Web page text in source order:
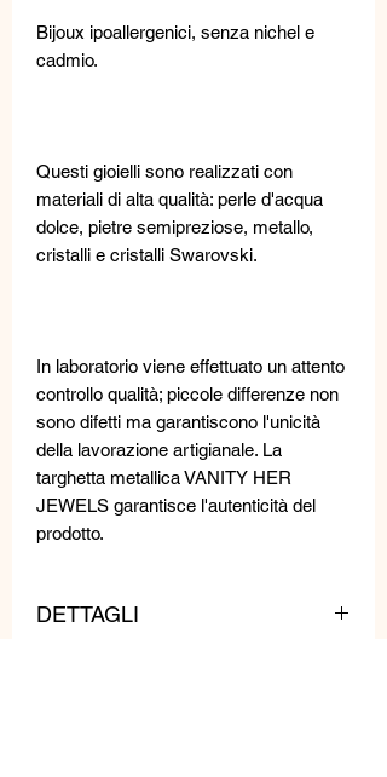
Bijoux ipoallergenici, senza nichel e
cadmio.
Questi gioielli sono realizzati con
materiali di alta qualità: perle d'acqua
dolce, pietre semipreziose, metallo,
cristalli e cristalli Swarovski.
In laboratorio viene effettuato un attento
controllo qualità; piccole differenze non
sono difetti ma garantiscono l'unicità
della lavorazione artigianale. La
targhetta metallica VANITY HER
JEWELS garantisce l'autenticità del
prodotto.
DETTAGLI